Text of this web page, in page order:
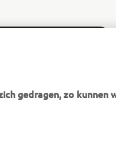
gedragen, zo kunnen